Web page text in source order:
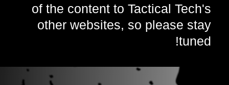
of the content to Tactical Tech's
other websites, so please stay
tuned!